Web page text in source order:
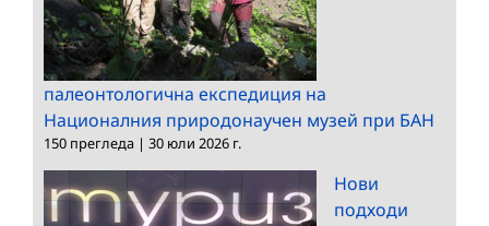
палеонтологична експедиция на
Националния природонаучен музей при БАН
150 прегледа | 30 юли 2026 г.
Нови
подходи